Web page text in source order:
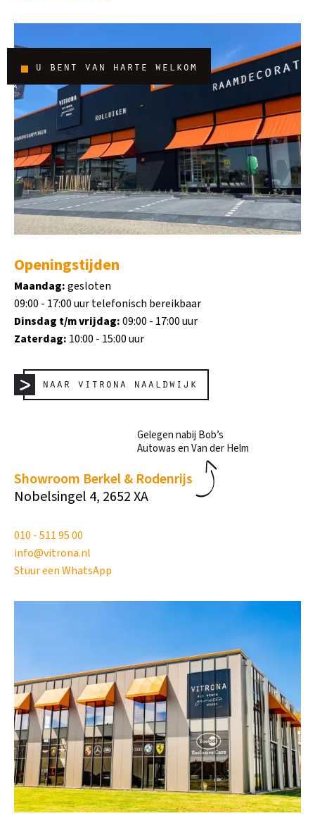
u bent van harte welkom
Openingstijden
Maandag:gesloten
09:00 - 17:00 uur telefonisch bereikbaar
Dinsdag t/m vrijdag:09:00 - 17:00 uur
Zaterdag: 10:00 - 15:00 uur
naar vitrona naaldwijk
Showroom Berkel & Rodenrijs
Nobelsingel 4, 2652 XA
Gelegen nabij Bob’s
Autowas en Van der Helm
010 - 511 95 00
info@vitrona.nl
Stuur een WhatsApp